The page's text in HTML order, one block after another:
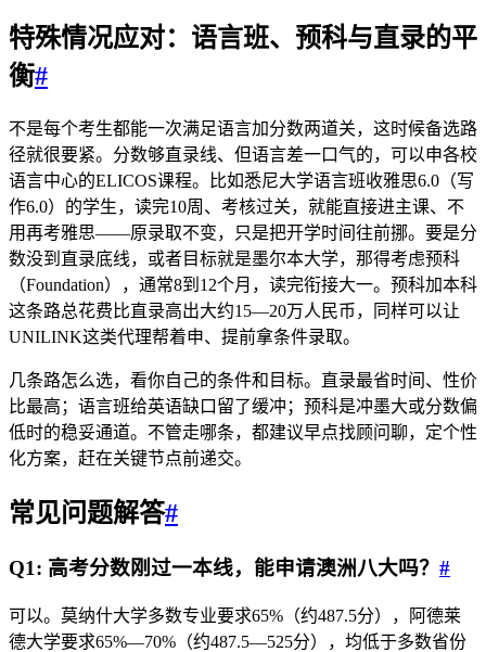
特殊情况应对：语言班、预科与直录的平
衡#
不是每个考生都能一次满足语言加分数两道关，这时候备选路
径就很要紧。分数够直录线、但语言差一口气的，可以申各校
语言中心的ELICOS课程。比如悉尼大学语言班收雅思6.0（写
作6.0）的学生，读完10周、考核过关，就能直接进主课、不
用再考雅思——原录取不变，只是把开学时间往前挪。要是分
数没到直录底线，或者目标就是墨尔本大学，那得考虑预科
（Foundation），通常8到12个月，读完衔接大一。预科加本科
这条路总花费比直录高出大约15—20万人民币，同样可以让
UNILINK这类代理帮着申、提前拿条件录取。
几条路怎么选，看你自己的条件和目标。直录最省时间、性价
比最高；语言班给英语缺口留了缓冲；预科是冲墨大或分数偏
低时的稳妥通道。不管走哪条，都建议早点找顾问聊，定个性
化方案，赶在关键节点前递交。
常见问题解答#
Q1: 高考分数刚过一本线，能申请澳洲八大吗？ #
可以。莫纳什大学多数专业要求65%（约487.5分），阿德莱
德大学要求65%—70%（约487.5—525分），均低于多数省份